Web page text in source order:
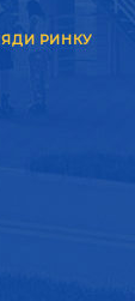
РИНКУ